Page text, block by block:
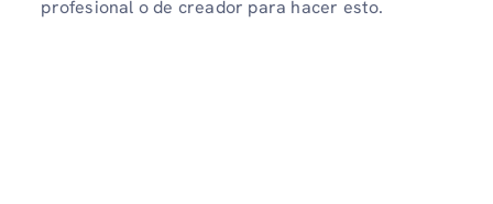
profesional o de creador para hacer esto.